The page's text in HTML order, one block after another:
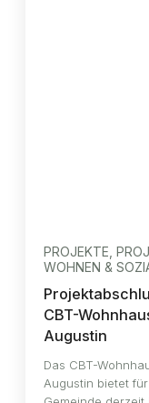
PROJEKTE,
WOHNEN &
CBT-
Augustin
Das CBT-
Augustin bietet